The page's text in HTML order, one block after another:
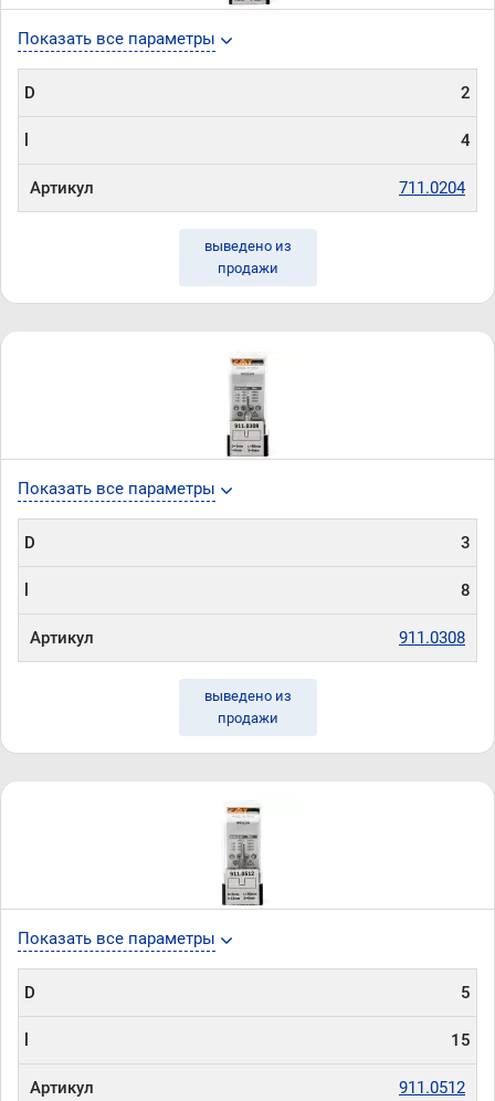
Показать все параметры
D 2
4
Артикул 711.0204
выведено из
продажи
Показать все параметры
D 3
8
Артикул 911.0308
выведено из
продажи
Показать все параметры
D 5
15
Артикул 911.0512